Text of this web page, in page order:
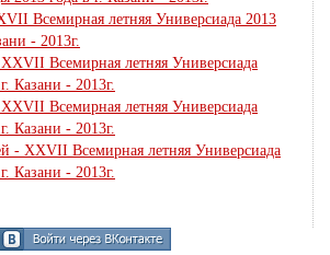
Всемирная летняя Универсиада 2013
- 2013г.
Всемирная летняя Универсиада
Казани - 2013г.
Всемирная летняя Универсиада
Казани - 2013г.
- XXVII Всемирная летняя Универсиада
Казани - 2013г.